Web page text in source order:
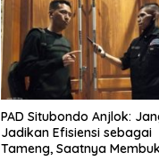
PAD Situbondo Anjlok:
Jadikan Efisiensi sebagai
Tameng, Saatnya